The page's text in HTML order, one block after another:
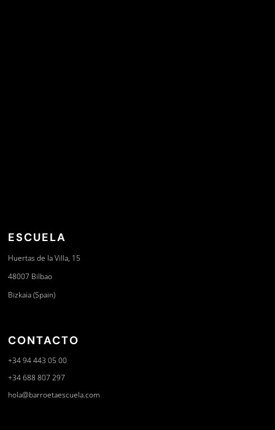
ESCUELA
Huertas de la Villa, 15
48007 Bilbao
Bizkaia (Spain)
CONTACTO
+34 94 443 05 00
+34 688 807 297
hola@barroetaescuela.com